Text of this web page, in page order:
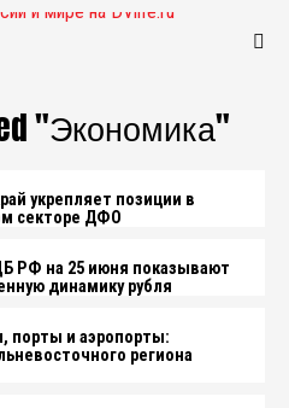
"Экономика"
укрепляет позиции в
секторе ДФО
РФ на 25 июня показывают
динамику рубля
порты и аэропорты:
региона